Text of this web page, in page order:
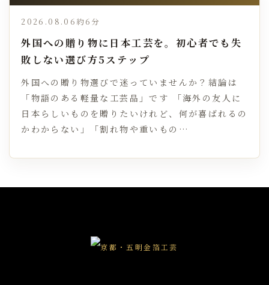
2026.08.06 約6分
外国への贈り物に日本工芸を。初心者でも失
敗しない選び方5ステップ
外国への贈り物選びで迷っていませんか？結論は
「物語のある軽量な工芸品」です 「海外の友人に
日本らしいものを贈りたいけれど、何が喜ばれるの
かわからない」「割れ物や重いもの…